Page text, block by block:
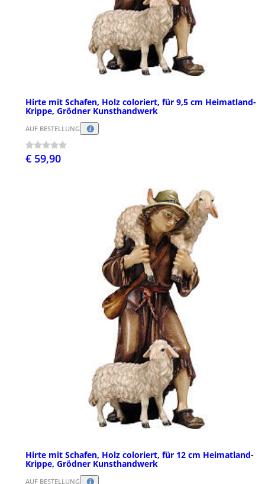
Hirte mit Schafen, Holz coloriert, für 9,5 cm Heimatland-
Krippe, Grödner Kunsthandwerk
AUF BESTELLUNG
€ 59,90
Hirte mit Schafen, Holz coloriert, für 12 cm Heimatland-
Krippe, Grödner Kunsthandwerk
AUF BESTELLUNG